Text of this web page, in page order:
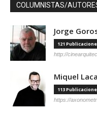
COLUMNISTAS/
Jorge
121
http://
Miquel
113
https://